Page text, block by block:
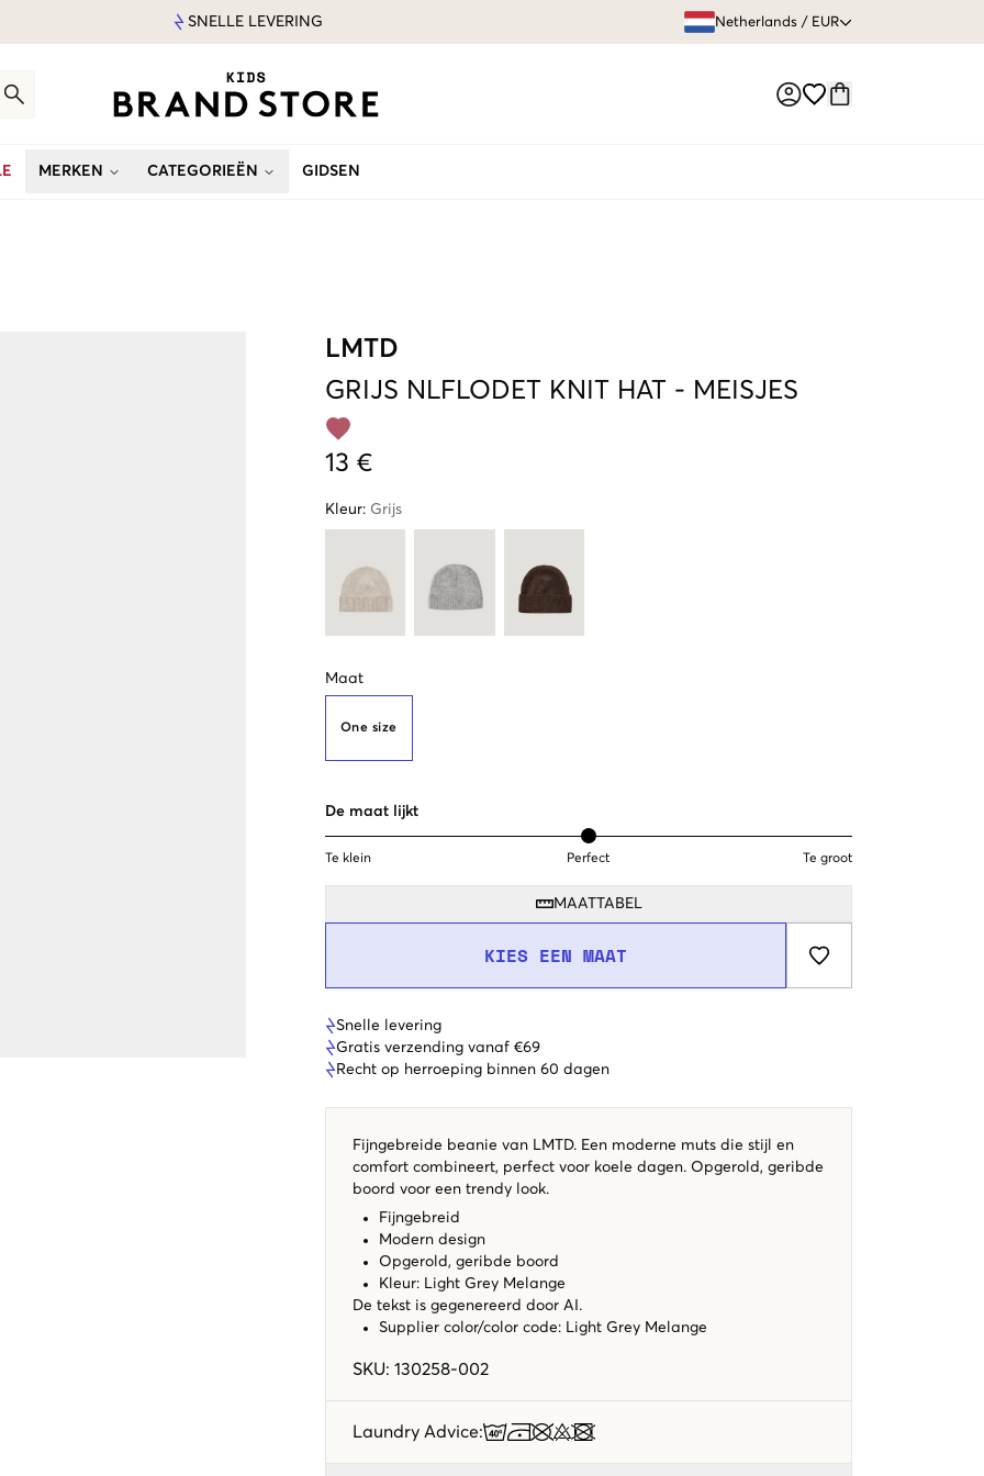
SNELLE LEVERING Netherlands / EUR
MERKEN CATEGORIEËN GIDSEN
LMTD
GRIJS NLFLODET KNIT HAT - MEISJES
13 €
Kleur: Grijs
Maat
One size
De maat lijkt
Te klein Perfect Te groot
MAATTABEL
KIES EEN MAAT
Snelle levering
Gratis verzending vanaf €69
Recht op herroeping binnen 60 dagen
Fijngebreide beanie van LMTD. Een moderne muts die stijl en
comfort combineert, perfect voor koele dagen. Opgerold, geribde
boord voor een trendy look.
Fijngebreid
Modern design
Opgerold, geribde boord
Kleur: Light Grey Melange
De tekst is gegenereerd door AI.
Supplier color/color code: Light Grey Melange
SKU: 130258-002
Laundry Advice: